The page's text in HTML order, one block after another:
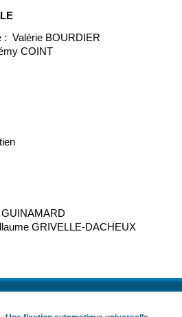
: Valérie BOURDIER
COINT
GUINAMARD
GRIVELLE-DACHEUX